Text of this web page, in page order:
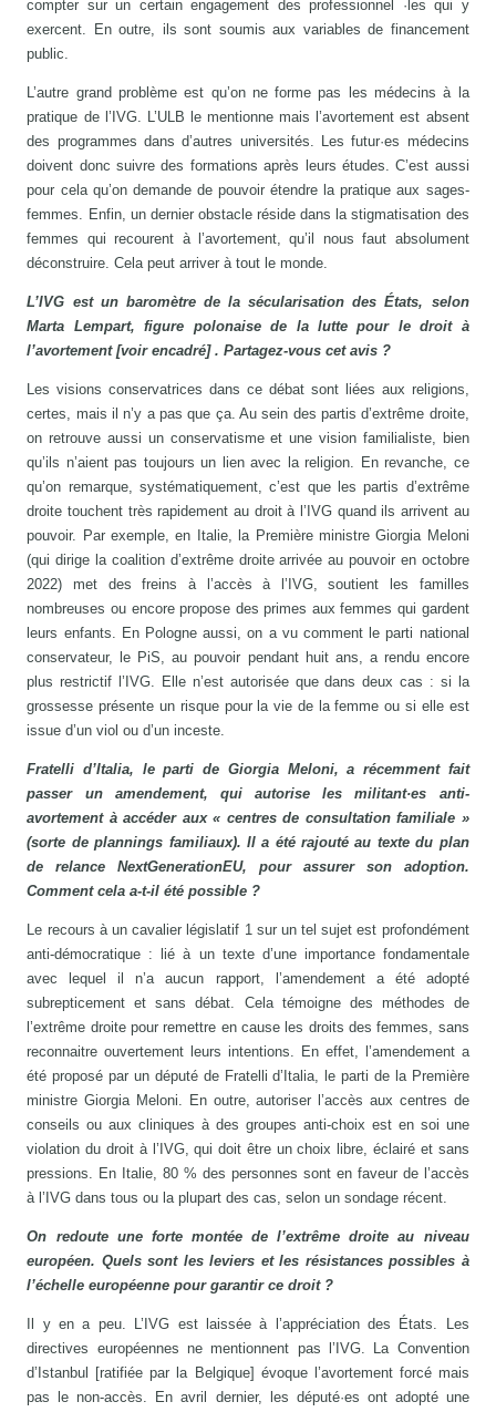
compter sur un certain engagement des professionnel ·les qui y
exercent. En outre, ils sont soumis aux variables de financement
public.
L’autre grand problème est qu’on ne forme pas les médecins à la
pratique de l’IVG. L’ULB le mentionne mais l’avortement est absent
des programmes dans d’autres universités. Les futur·es médecins
doivent donc suivre des formations après leurs études. C’est aussi
pour cela qu’on demande de pouvoir étendre la pratique aux sages-
femmes. Enfin, un dernier obstacle réside dans la stigmatisation des
femmes qui recourent à l’avortement, qu’il nous faut absolument
déconstruire. Cela peut arriver à tout le monde.
L’IVG est un baromètre de la sécularisation des États, selon
Marta Lempart, figure polonaise de la lutte pour le droit à
l’avortement [voir encadré] . Partagez-vous cet avis ?
Les visions conservatrices dans ce débat sont liées aux religions,
certes, mais il n’y a pas que ça. Au sein des partis d’extrême droite,
on retrouve aussi un conservatisme et une vision familialiste, bien
qu’ils n’aient pas toujours un lien avec la religion. En revanche, ce
qu’on remarque, systématiquement, c’est que les partis d’extrême
droite touchent très rapidement au droit à l’IVG quand ils arrivent au
pouvoir. Par exemple, en Italie, la Première ministre Giorgia Meloni
(qui dirige la coalition d’extrême droite arrivée au pouvoir en octobre
2022) met des freins à l’accès à l’IVG, soutient les familles
nombreuses ou encore propose des primes aux femmes qui gardent
leurs enfants. En Pologne aussi, on a vu comment le parti national
conservateur, le PiS, au pouvoir pendant huit ans, a rendu encore
plus restrictif l’IVG. Elle n’est autorisée que dans deux cas : si la
grossesse présente un risque pour la vie de la femme ou si elle est
issue d’un viol ou d’un inceste.
Fratelli d’Italia, le parti de Giorgia Meloni, a récemment fait
passer un amendement, qui autorise les militant·es anti-
avortement à accéder aux « centres de consultation familiale »
(sorte de plannings familiaux). Il a été rajouté au texte du plan
de relance NextGenerationEU, pour assurer son adoption.
Comment cela a-t-il été possible ?
Le recours à un cavalier législatif 1 sur un tel sujet est profondément
anti-démocratique : lié à un texte d’une importance fondamentale
avec lequel il n’a aucun rapport, l’amendement a été adopté
subrepticement et sans débat. Cela témoigne des méthodes de
l’extrême droite pour remettre en cause les droits des femmes, sans
reconnaitre ouvertement leurs intentions. En effet, l’amendement a
été proposé par un député de Fratelli d’Italia, le parti de la Première
ministre Giorgia Meloni. En outre, autoriser l’accès aux centres de
conseils ou aux cliniques à des groupes anti-choix est en soi une
violation du droit à l’IVG, qui doit être un choix libre, éclairé et sans
pressions. En Italie, 80 % des personnes sont en faveur de l’accès
à l’IVG dans tous ou la plupart des cas, selon un sondage récent.
On redoute une forte montée de l’extrême droite au niveau
européen. Quels sont les leviers et les résistances possibles à
l’échelle européenne pour garantir ce droit ?
Il y en a peu. L’IVG est laissée à l’appréciation des États. Les
directives européennes ne mentionnent pas l’IVG. La Convention
d’Istanbul [ratifiée par la Belgique] évoque l’avortement forcé mais
pas le non-accès. En avril dernier, les député·es ont adopté une